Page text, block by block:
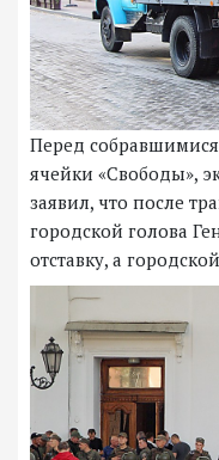
Перед
ячейки «Свободы»,
заявил, что после
городской голова
отставку, а